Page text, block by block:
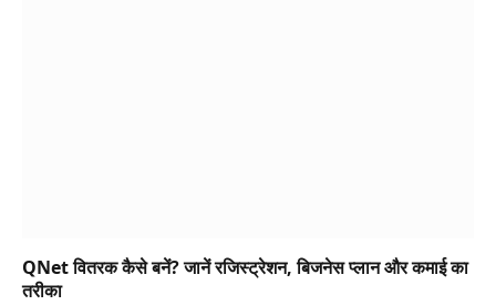
QNet वितरक कैसे बनें? जानें रजिस्ट्रेशन, बिजनेस प्लान और कमाई का
तरीका